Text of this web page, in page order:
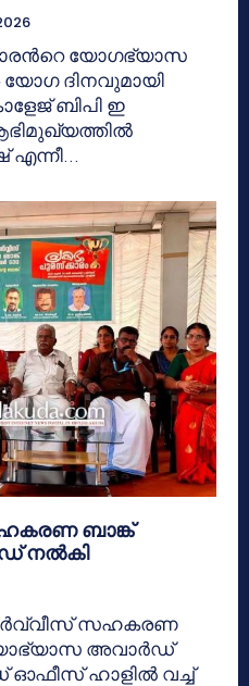
യോഗഭ്യാസ
യോഗ ദിനവുമായി
ബിപി ഇ
ബാങ്ക്
നൽകി
സർവ്വീസ് സഹകരണ
അവാർഡ്
ഓഫീസ് ഹാളിൽ വച്ച്